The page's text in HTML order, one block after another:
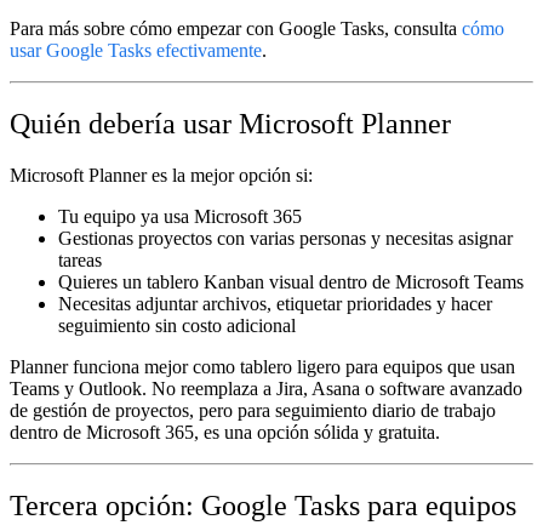
Para más sobre cómo empezar con Google Tasks, consulta cómo
usar Google Tasks efectivamente.
Quién debería usar Microsoft Planner
Microsoft Planner es la mejor opción si:
Tu equipo ya usa Microsoft 365
Gestionas proyectos con varias personas y necesitas asignar
tareas
Quieres un tablero Kanban visual dentro de Microsoft Teams
Necesitas adjuntar archivos, etiquetar prioridades y hacer
seguimiento sin costo adicional
Planner funciona mejor como tablero ligero para equipos que usan
Teams y Outlook. No reemplaza a Jira, Asana o software avanzado
de gestión de proyectos, pero para seguimiento diario de trabajo
dentro de Microsoft 365, es una opción sólida y gratuita.
Tercera opción: Google Tasks para equipos